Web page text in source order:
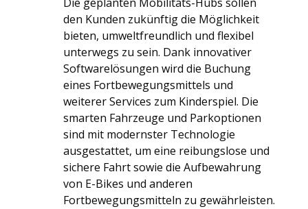
Die geplanten Mobilitäts-Hubs sollen
den Kunden zukünftig die Möglichkeit
bieten, umweltfreundlich und flexibel
unterwegs zu sein. Dank innovativer
Softwarelösungen wird die Buchung
eines Fortbewegungsmittels und
weiterer Services zum Kinderspiel. Die
smarten Fahrzeuge und Parkoptionen
sind mit modernster Technologie
ausgestattet, um eine reibungslose und
sichere Fahrt sowie die Aufbewahrung
von E-Bikes und anderen
Fortbewegungsmitteln zu gewährleisten.